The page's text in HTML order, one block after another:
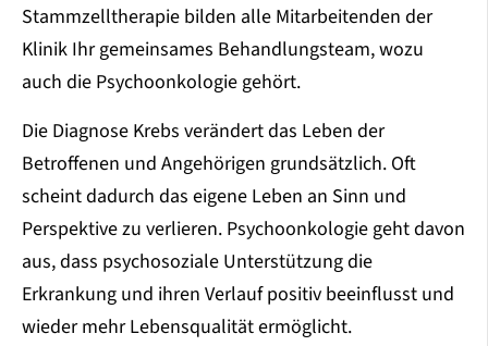
Stammzelltherapie bilden alle Mitarbeitenden der
Klinik Ihr gemeinsames Behandlungsteam, wozu
auch die Psychoonkologie gehört.
Die Diagnose Krebs verändert das Leben der
Betroffenen und Angehörigen grundsätzlich. Oft
scheint dadurch das eigene Leben an Sinn und
Perspektive zu verlieren. Psychoonkologie geht davon
aus, dass psychosoziale Unterstützung die
Erkrankung und ihren Verlauf positiv beeinflusst und
wieder mehr Lebensqualität ermöglicht.